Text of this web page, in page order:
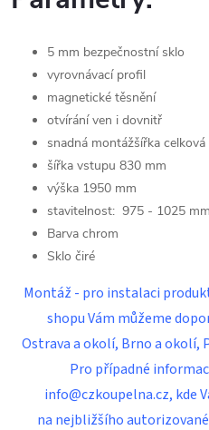
5 mm bezpečnostní sklo
vyrovnávací profil
magnetické těsnění
otvírání ven i dovnitř
snadná montážšířka
šířka vstupu 830 mm
výška 1950 mm
stavitelnost: 975 - 1025 mm
Barva chrom
Sklo čiré
Montáž - pro instalaci
shopu Vám můžeme
Ostrava a okolí, Brno a okolí,
Pro případné
info@czkoupelna.cz, kde
na nejbližšího